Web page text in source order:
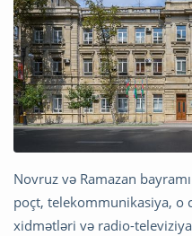
Novruz və Ramazan
poçt, telekommunikasiya,
xidmətləri və radio-